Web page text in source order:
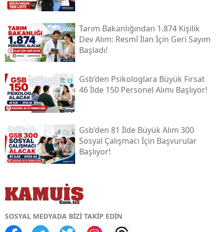
Tarım Bakanlığından 1.874 Kişilik
Dev Alım: Resmî İlan İçin Geri Sayım
Başladı!
Gsb’den Psikologlara Büyük Fırsat
46 İlde 150 Personel Alımı Başlıyor!
Gsb’den 81 İlde Büyük Alım 300
Sosyal Çalışmacı İçin Başvurular
Başlıyor!
SOSYAL MEDYADA BİZİ TAKİP EDİN